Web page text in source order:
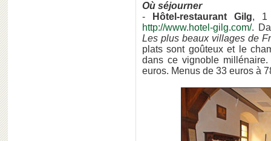
Où séjourner
-
Hôtel-restaurant Gilg, 1
http://www.hotel-gilg.com/.
Les plus beaux villages de
plats sont goûteux et le
dans ce vignoble
euros. Menus de 33 euros à